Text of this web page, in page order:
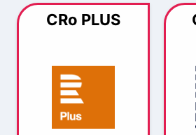
CRo PLUS